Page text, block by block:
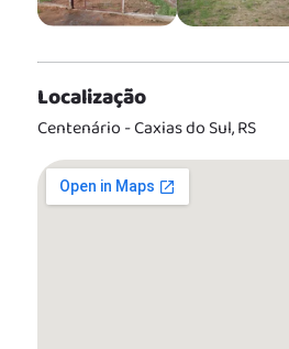
Localização
Centenário - Caxias do Sul, RS